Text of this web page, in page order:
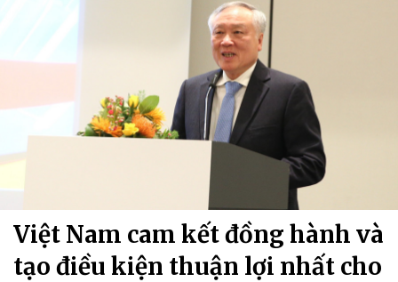
Việt Nam cam kết đồng hành và
tạo điều kiện thuận lợi nhất cho